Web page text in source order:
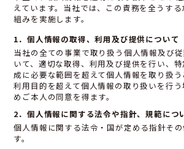
えています。当社では、この責務を全うす
組みを実施します。
1．個人情報の取得、利用及び提供について
当社の全ての事業で取り扱う個人情報及び
いて、適切な取得、利用及び提供を行い、
成に必要な範囲を超えて個人情報を取り扱う
利用目的を超えて個人情報の取り扱いを行
めご本人の同意を得ます。
2．個人情報に関する法令や指針、規範につ
個人情報に関する法令・国が定める指針そ
す。